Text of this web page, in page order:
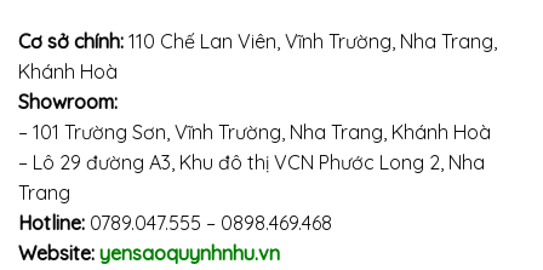
Cơ sở chính: 110 Chế Lan Viên, Vĩnh Trường, Nha Trang,
Khánh Hoà
Showroom:
– 101 Trường Sơn, Vĩnh Trường, Nha Trang, Khánh Hoà
– Lô 29 đường A3, Khu đô thị VCN Phước Long 2, Nha
Trang
Hotline: 0789.047.555 – 0898.469.468
Website: yensaoquynhnhu.vn